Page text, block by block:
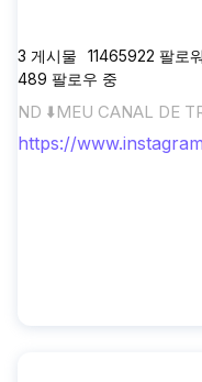
3 게시물 11465922 팔로워
489 팔로우 중
ND ⬇️MEU CANAL DE
https://